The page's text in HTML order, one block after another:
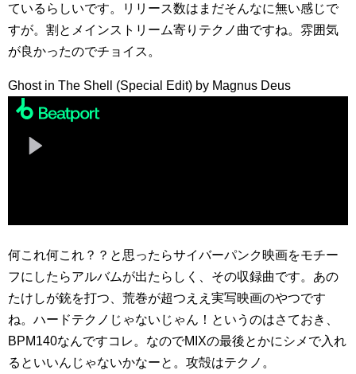
ているらしいです。リリース数はまだそんなに無い感じで
すが。割とメインストリーム寄りテクノ曲ですね。雰囲気
が良かったのでチョイス。
Ghost in The Shell (Special Edit) by Magnus Deus
何これ何これ？？と思ったらサイバーパンク映画をモチー
フにしたらアルバムが出たらしく、その収録曲です。あの
たけしが銃を打つ、荒巻が超つええ実写映画のやつです
ね。ハードテクノじゃないじゃん！というのはさておき、
BPM140なんですコレ。なのでMIXの最後とかにシメで入れ
るといいんじゃないかなーと。攻殻はテクノ。